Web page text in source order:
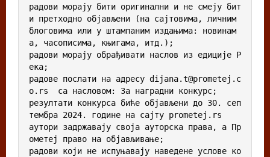
радови морају бити оригинални и не смеју бит
и претходно објављени (на сајтовима, личним
блоговима или у штампаним издањима: новинам
а, часописима, књигама, итд.);
радови морају обрађивати наслов из едиције Р
ека;
радове послати на адресу dijana.t@prometej.c
o.rs  са насловом: За наградни конкурс;
резултати конкурса биће објављени до 30. сеп
тембра 2024. године на сајту prometej.rs
аутори задржавају своја ауторска права, а Пр
ометеј право на објављивање;
радови који не испуњавају наведене услове ко